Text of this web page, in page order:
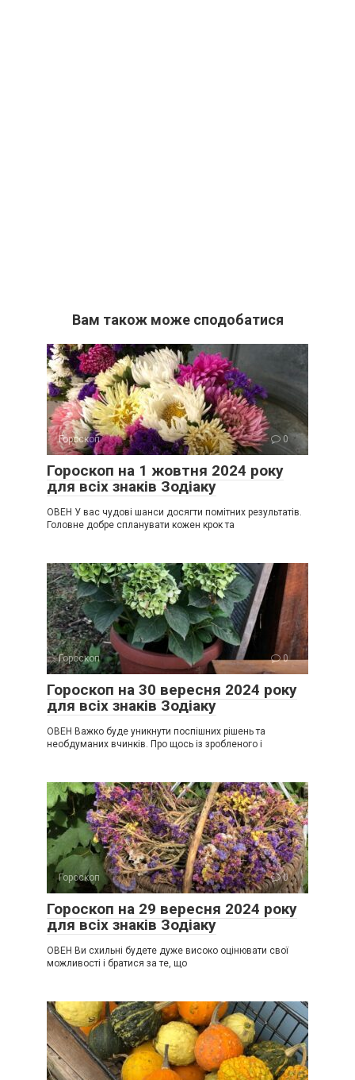
Вам також може сподобатися
Гороскоп 0
Гороскоп на 1 жовтня 2024 року
для всіх знаків Зодіаку
ОВЕН У вас чудові шанси досягти помітних результатів.
Головне добре спланувати кожен крок та
Гороскоп 0
Гороскоп на 30 вересня 2024 року
для всіх знаків Зодіаку
ОВЕН Важко буде уникнути поспішних рішень та
необдуманих вчинків. Про щось із зробленого і
Гороскоп 0
Гороскоп на 29 вересня 2024 року
для всіх знаків Зодіаку
ОВЕН Ви схильні будете дуже високо оцінювати свої
можливості і братися за те, що